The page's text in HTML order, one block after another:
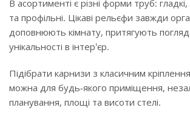
В асортименті є різні форми труб:
та профільні. Цікаві рельєфи завжди
доповнюють кімнату, притягують
унікальності в інтер'єр.
Підібрати карнизи з класичним
можна для будь-якого приміщення,
планування, площі та висоти стелі.